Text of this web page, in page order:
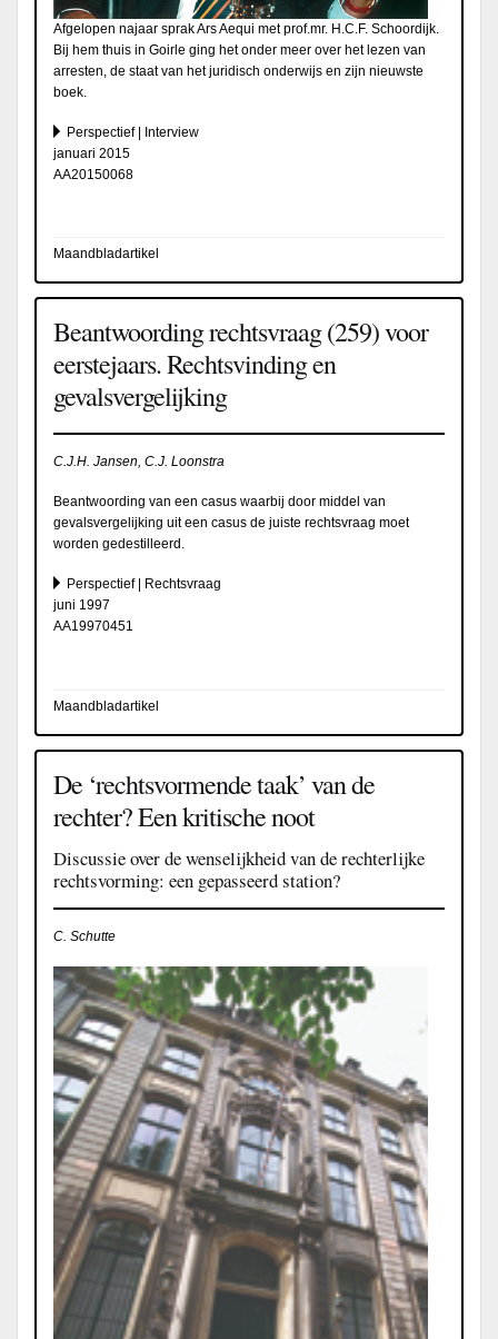
Afgelopen najaar sprak Ars Aequi met prof.mr. H.C.F. Schoordijk.
Bij hem thuis in Goirle ging het onder meer over het lezen van
arresten, de staat van het juridisch onderwijs en zijn nieuwste
boek.
Perspectief | Interview
januari 2015
AA20150068
Maandbladartikel
Beantwoording rechtsvraag (259) voor
eerstejaars. Rechtsvinding en
gevalsvergelijking
C.J.H. Jansen, C.J. Loonstra
Beantwoording van een casus waarbij door middel van
gevalsvergelijking uit een casus de juiste rechtsvraag moet
worden gedestilleerd.
Perspectief | Rechtsvraag
juni 1997
AA19970451
Maandbladartikel
De ‘rechtsvormende taak’ van de
rechter? Een kritische noot
Discussie over de wenselijkheid van de rechterlijke
rechtsvorming: een gepasseerd station?
C. Schutte